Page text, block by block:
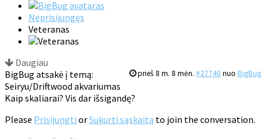
Neprisijungęs
Veteranas
Daugiau
prieš 8 m. 8 mėn. #27740 nuo BigBug
BigBug atsakė į temą:
Seiryu/Driftwood akvariumas
Kaip skaliarai? Vis dar išsigandę?
Please Prisijungti orSukurti sąskaitą to join the conversation.